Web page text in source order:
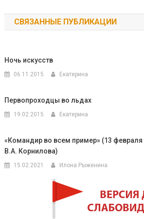
по
записям
СВЯЗАННЫЕ ПУБЛИКАЦИИ
Ночь искусств
06.11.2015 Екатерина
Первопроходцы во льдах
19.02.2015 Екатерина
«Командир во всем пример» (13
В.А. Корнилова)
15.02.2021 Илона Рыженина